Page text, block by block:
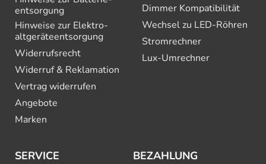
entsorgung
Hinweise zur Elektro­
altgeräte­entsorgung
Widerrufsrecht
Widerruf & Reklamation
Vertrag widerrufen
Angebote
Marken
Dimmer Kompatibilität
Wechsel zu LED-Röhren
Stromrechner
Lux-Umrechner
SERVICE BEZAHLUNG